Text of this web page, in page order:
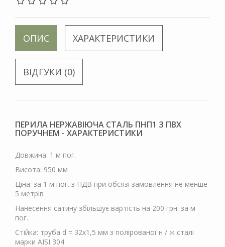
ОПИС ХАРАКТЕРИСТИКИ
ВІДГУКИ (0)
ПЕРИЛА НЕРЖАВІЮЧА СТАЛЬ ПНП1 З ПВХ
ПОРУЧНЕМ - ХАРАКТЕРИСТИКИ
Довжина: 1 м пог.
Висота: 950 мм
Ціна: за 1 м пог. з ПДВ при обсязі замовлення не менше
5 метрів
Нанесення сатину збільшує вартість на 200 грн. за м
пог.
Стійка: труба d = 32х1,5 мм з полірованої н / ж сталі
марки AISI 304